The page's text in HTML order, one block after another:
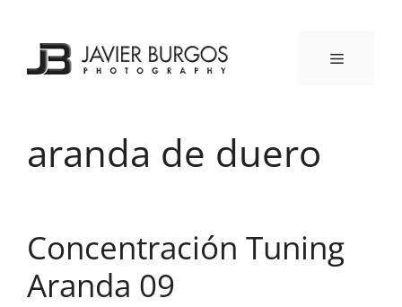
contenido
MENÚ
aranda de duero
Concentración Tuning
Aranda 09